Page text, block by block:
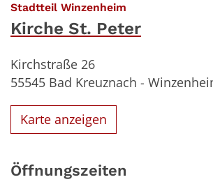
Stadtteil Winzenheim
Kirche St. Peter
Kirchstraße 26
55545 Bad Kreuznach -
Karte anzeigen
Öffnungszeiten